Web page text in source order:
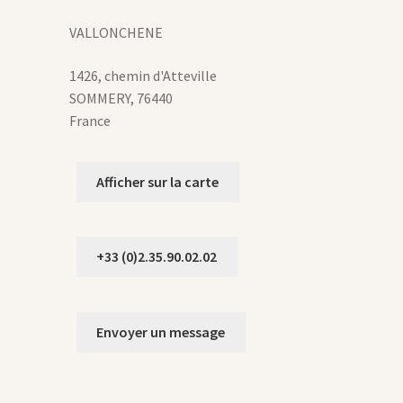
VALLONCHENE
1426, chemin d'Atteville
SOMMERY, 76440
France
Afficher sur la carte
+33 (0)2.35.90.02.02
Envoyer un message